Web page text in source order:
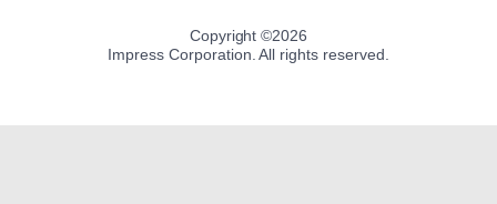
Copyright ©2026
Impress Corporation. All rights reserved.